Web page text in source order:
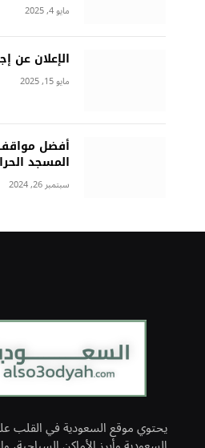
مايو 4, 2025
الإعلان عن
مايو 15, 2025
أفضل
المسجد
سبتمبر 26, 2024
يحتوي موقع السعودية في القلب